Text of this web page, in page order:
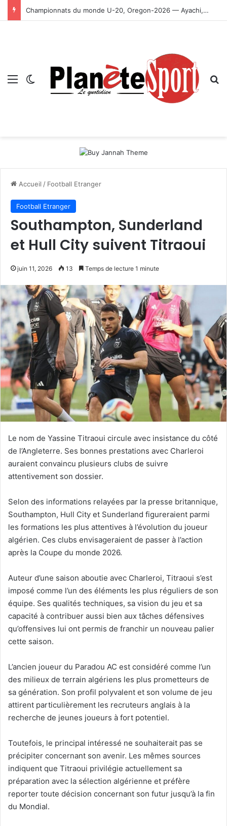
Championnats du monde U-20, Oregon-2026 — Ayachi, Dissa, Touahria et Ghezali en finale
Menu Switch skin
Accueil / Football Etranger
Football Etranger
Southampton, Sunderland
et Hull City suivent Titraoui
juin 11, 2026 13 Temps de lecture 1 minute
Le nom de Yassine Titraoui circule avec insistance du côté
de l’Angleterre. Ses bonnes prestations avec Charleroi
auraient convaincu plusieurs clubs de suivre
attentivement son dossier.
Selon des informations relayées par la presse britannique,
Southampton, Hull City et Sunderland figureraient parmi
les formations les plus attentives à l’évolution du joueur
algérien. Ces clubs envisageraient de passer à l’action
après la Coupe du monde 2026.
Auteur d’une saison aboutie avec Charleroi, Titraoui s’est
imposé comme l’un des éléments les plus réguliers de son
équipe. Ses qualités techniques, sa vision du jeu et sa
capacité à contribuer aussi bien aux tâches défensives
qu’offensives lui ont permis de franchir un nouveau palier
cette saison.
L’ancien joueur du Paradou AC est considéré comme l’un
des milieux de terrain algériens les plus prometteurs de
sa génération. Son profil polyvalent et son volume de jeu
attirent particulièrement les recruteurs anglais à la
recherche de jeunes joueurs à fort potentiel.
Toutefois, le principal intéressé ne souhaiterait pas se
précipiter concernant son avenir. Les mêmes sources
indiquent que Titraoui privilégie actuellement sa
préparation avec la sélection algérienne et préfère
reporter toute décision concernant son futur jusqu’à la fin
du Mondial.